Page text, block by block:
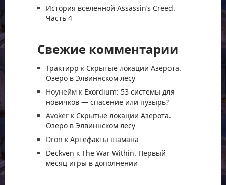
История вселенной Assassin’s Creed.
Часть 4
Свежие комментарии
Трактирр к Скрытые локации Азерота.
Озеро в Элвиннском лесу
Ноунеймк Exordium: 53 системы для
новичков — спасение или пузырь?
Avokerк Скрытые локации Азерота.
Озеро в Элвиннском лесу
Dron к Артефакты шамана
Deckven к The War Within. Первый
месяц игры в дополнении